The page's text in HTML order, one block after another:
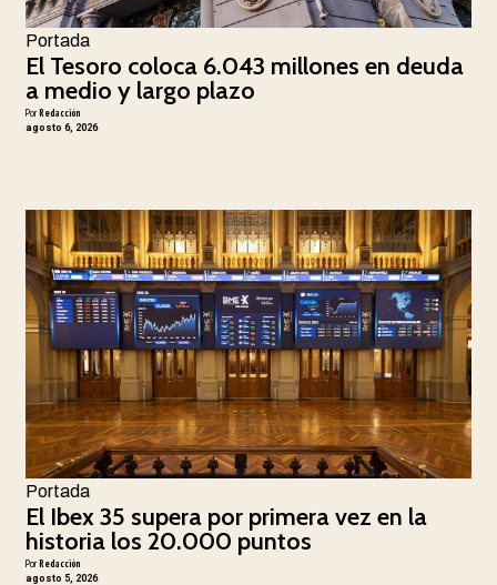
Portada
El Tesoro coloca 6.043 millones en deuda
a medio y largo plazo
PorRedacción
agosto 6, 2026
Portada
El Ibex 35 supera por primera vez en la
historia los 20.000 puntos
PorRedacción
agosto 5, 2026